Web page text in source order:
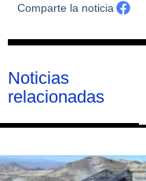
Comparte la noticia
Noticias
relacionadas